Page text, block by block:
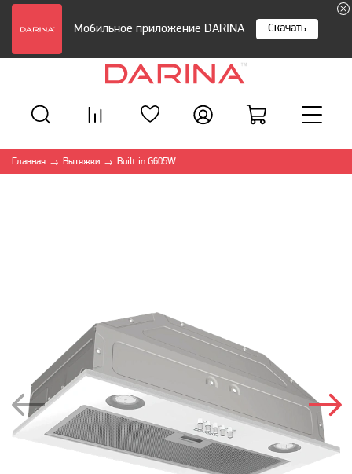
Мобильное приложение DARINA Скачать
Главная → Вытяжки → Built in G605W